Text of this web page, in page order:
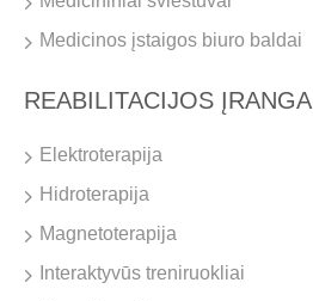
Medicinos įstaigos biuro baldai
REABILITACIJOS ĮRANGA
Elektroterapija
Hidroterapija
Magnetoterapija
Interaktyvūs treniruokliai